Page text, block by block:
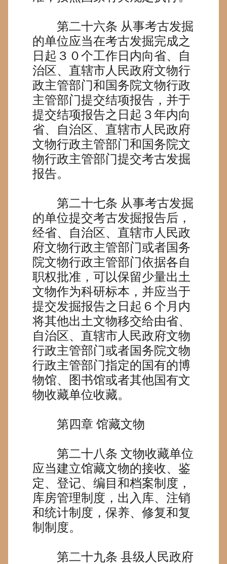
第二十六条 从事考古发掘
的单位应当在考古发掘完成之
日起３０个工作日内向省、自
治区、直辖市人民政府文物行
政主管部门和国务院文物行政
主管部门提交结项报告，并于
提交结项报告之日起３年内向
省、自治区、直辖市人民政府
文物行政主管部门和国务院文
物行政主管部门提交考古发掘
报告。
第二十七条 从事考古发掘
的单位提交考古发掘报告后，
经省、自治区、直辖市人民政
府文物行政主管部门或者国务
院文物行政主管部门依据各自
职权批准，可以保留少量出土
文物作为科研标本，并应当于
提交发掘报告之日起６个月内
将其他出土文物移交给由省、
自治区、直辖市人民政府文物
行政主管部门或者国务院文物
行政主管部门指定的国有的博
物馆、图书馆或者其他国有文
物收藏单位收藏。
第四章 馆藏文物
第二十八条 文物收藏单位
应当建立馆藏文物的接收、鉴
定、登记、编目和档案制度，
库房管理制度，出入库、注销
和统计制度，保养、修复和复
制制度。
第二十九条 县级人民政府